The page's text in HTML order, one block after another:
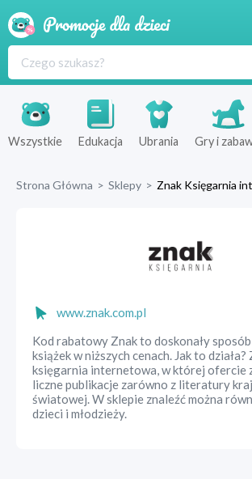
Produkty
Sklepy
Wszystkie Edukacja Ubrania Gry i
Strona Główna > Sklepy > Znak Księgarnia
www.znak.com.pl
Kod rabatowy Znak to doskonały sposób
książek w niższych cenach. Jak to działa?
księgarnia internetowa, w której ofercie
liczne publikacje zarówno z literatury
światowej. W sklepie znaleźć można
dzieci i młodzieży.